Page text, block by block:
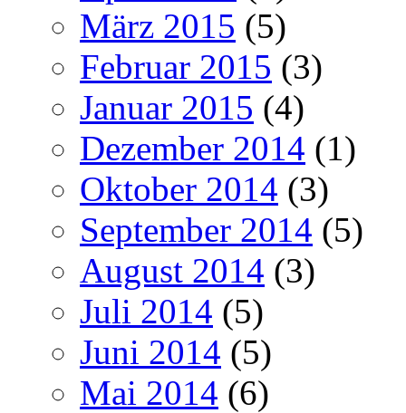
März 2015 (5)
Februar 2015 (3)
Januar 2015 (4)
Dezember 2014 (1)
Oktober 2014 (3)
September 2014 (5)
August 2014 (3)
Juli 2014 (5)
Juni 2014 (5)
Mai 2014 (6)